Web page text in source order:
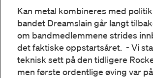
Kan metal kombineres med
bandet Dreamslain går langt
om bandmedlemmene strides
det faktiske oppstartsåret. - Vi
teknisk sett på den tidligere
men første ordentlige øving var på